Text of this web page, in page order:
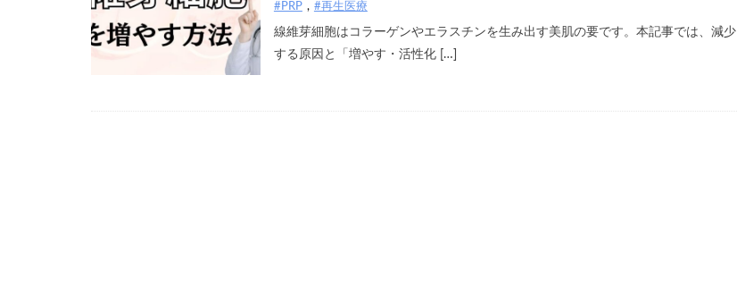
#PRP #再生医療
線維芽細胞はコラーゲンやエラスチンを生み出す美肌の要です。本記事では、減少
する原因と「増やす・活性化 […]